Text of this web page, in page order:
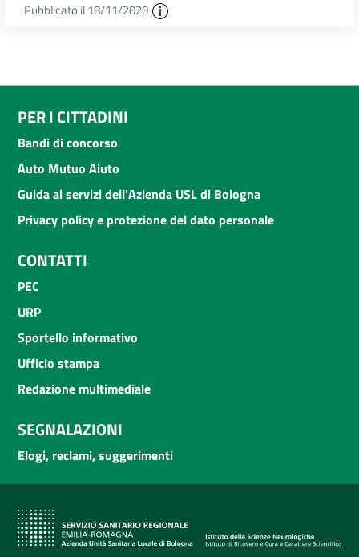
Pubblicato il 18/11/2020
PER I CITTADINI
Bandi di concorso
Auto Mutuo Aiuto
Guida ai servizi dell'Azienda USL di Bologna
Privacy policy e protezione del dato personale
CONTATTI
PEC
URP
Sportello informativo
Ufficio stampa
Redazione multimediale
SEGNALAZIONI
Elogi, reclami, suggerimenti